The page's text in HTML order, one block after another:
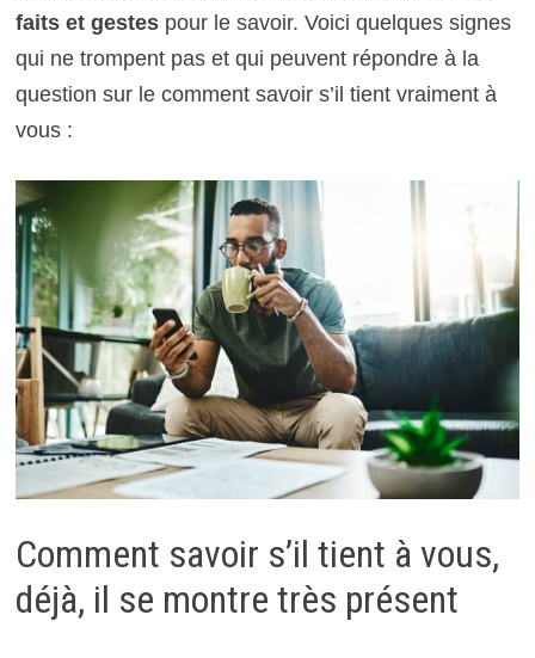
faits et gestespour le savoir. Voici quelques signes
qui ne trompent pas et qui peuvent répondre à la
question sur le comment savoir s’il tient vraiment à
vous :
Comment savoir s’il tient à vous,
déjà, il se montre très présent